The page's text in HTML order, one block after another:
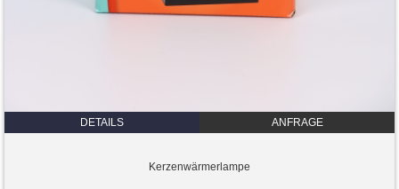
DETAILS ANFRAGE
Kerzenwärmerlampe